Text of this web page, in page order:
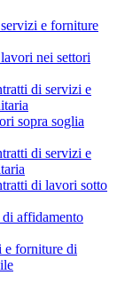
e forniture
nei settori
di servizi e
sopra soglia
di servizi e
di lavori sotto
affidamento
forniture di